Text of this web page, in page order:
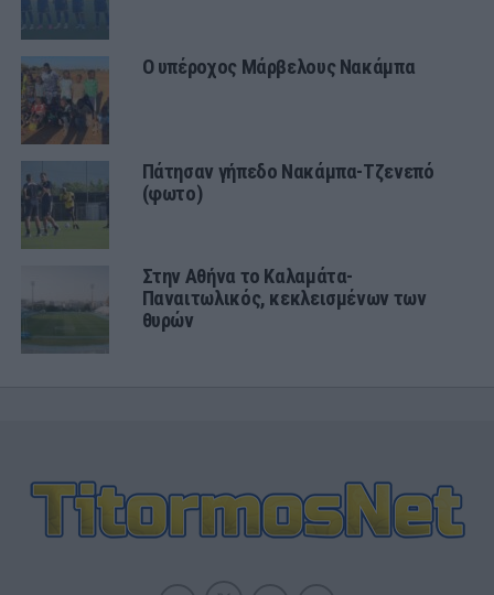
Ο υπέροχος Μάρβελους Νακάμπα
Πάτησαν γήπεδο Νακάμπα-Τζενεπό
(φωτο)
Στην Αθήνα το Καλαμάτα-
Παναιτωλικός, κεκλεισμένων των
θυρών